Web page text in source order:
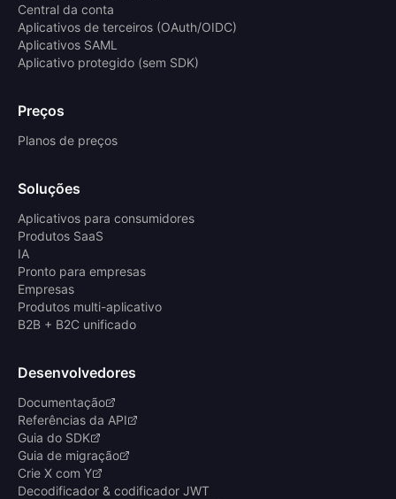
Central da conta
Aplicativos de terceiros (OAuth/OIDC)
Aplicativos SAML
Aplicativo protegido (sem SDK)
Preços
Planos de preços
Soluções
Aplicativos para consumidores
Produtos SaaS
IA
Pronto para empresas
Empresas
Produtos multi-aplicativo
B2B + B2C unificado
Desenvolvedores
Documentação
Referências da API
Guia do SDK
Guia de migração
Crie X com Y
Decodificador & codificador JWT